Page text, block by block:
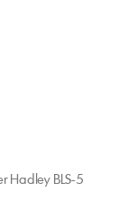
Hadley BLS-5